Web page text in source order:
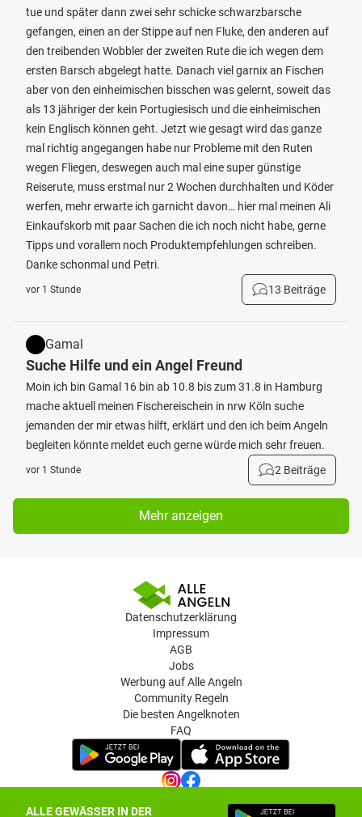
ALLE GEWÄSSER IN DER
tue und später dann zwei sehr schicke schwarzbarsche
gefangen, einen an der Stippe auf nen Fluke, den anderen auf
den treibenden Wobbler der zweiten Rute die ich wegen dem
ersten Barsch abgelegt hatte. Danach viel garnix an Fischen
aber von den einheimischen bisschen was gelernt, soweit das
als 13 jähriger der kein Portugiesisch und die einheimischen
kein Englisch können geht. Jetzt wie gesagt wird das ganze
mal richtig angegangen habe nur Probleme mit den Ruten
wegen Fliegen, deswegen auch mal eine super günstige
Reiserute, muss erstmal nur 2 Wochen durchhalten und Köder
werfen, mehr erwarte ich garnicht davon… hier mal meinen Ali
Einkaufskorb mit paar Sachen die ich noch nicht habe, gerne
Tipps und vorallem noch Produktempfehlungen schreiben.
Danke schonmal und Petri.
vor 1 Stunde 13 Beiträge
Gamal
Suche Hilfe und ein Angel Freund
Moin ich bin Gamal 16 bin ab 10.8 bis zum 31.8 in Hamburg
mache aktuell meinen Fischereischein in nrw Köln suche
jemanden der mir etwas hilft, erklärt und den ich beim Angeln
begleiten könnte meldet euch gerne würde mich sehr freuen.
vor 1 Stunde 2 Beiträge
Mehr anzeigen
Datenschutzerklärung
Impressum
AGB
Jobs
Werbung auf Alle Angeln
Community Regeln
Die besten Angelknoten
FAQ